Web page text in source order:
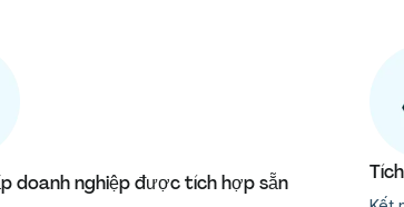
doanh nghiệp được tích hợp sẵn